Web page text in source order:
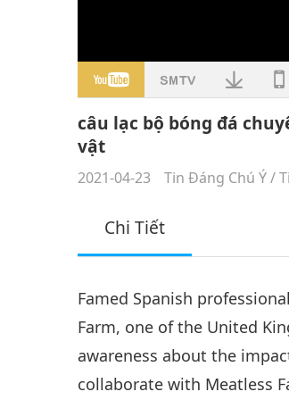
câu lạc bộ bóng đá
vật
2021-04-23 Tin Đáng Chú Ý/
Chi Tiết
Famed Spanish
Farm, one of the United
awareness about the
collaborate with Meatless